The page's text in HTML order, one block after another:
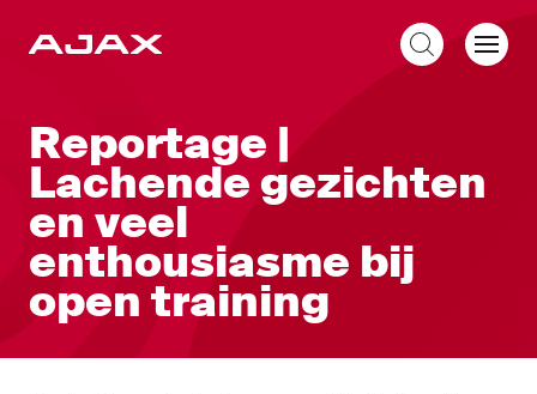
Reportage |
Lachende gezichten
en veel
enthousiasme bij
open training